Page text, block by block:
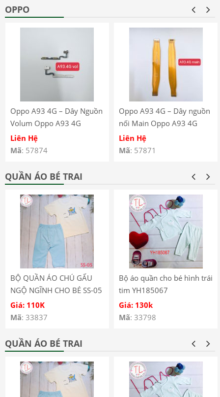
OPPO
Oppo A93 4G – Dây Nguồn
Volum Oppo A93 4G
CPH2121 CPH2123
Liên Hệ
Mã: 57874
Oppo A93 4G – Dây nguồn
nối Main Oppo A93 4G
CPH2121 CPH2123
Liên Hệ
Mã: 57871
QUẦN ÁO BÉ TRAI
BỘ QUẦN ÁO CHÚ GẤU
NGỘ NGĨNH CHO BÉ SS-05
Giá: 110K
Mã: 33837
Bộ áo quần cho bé hình trái
tim YH185067
Giá: 130k
Mã: 33798
QUẦN ÁO BÉ TRAI